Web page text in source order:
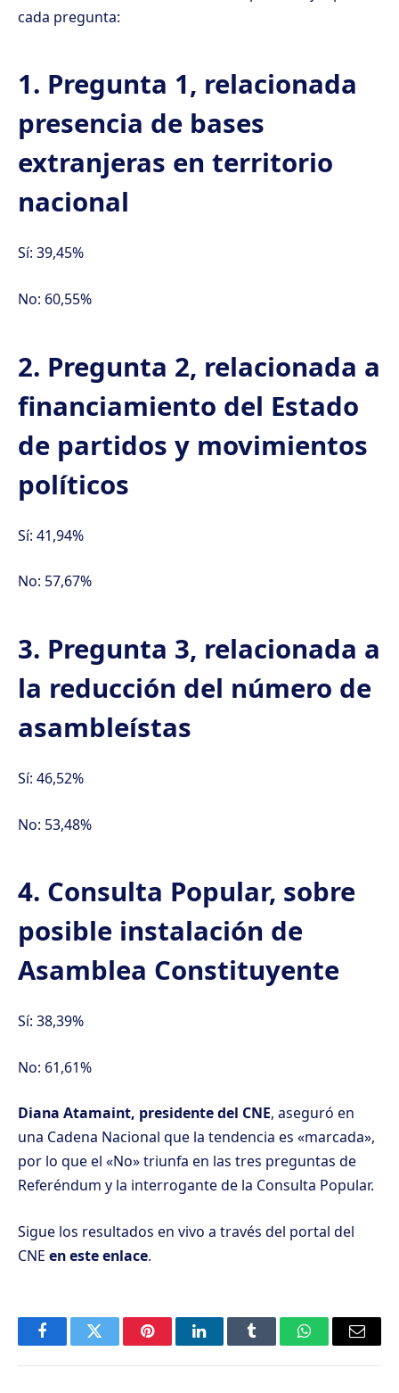
cada pregunta:
1. Pregunta 1, relacionada
presencia de bases
extranjeras en territorio
nacional
Sí: 39,45%
No: 60,55%
2. Pregunta 2, relacionada a
financiamiento del Estado
de partidos y movimientos
políticos
Sí: 41,94%
No: 57,67%
3. Pregunta 3, relacionada a
la reducción del número de
asambleístas
Sí: 46,52%
No: 53,48%
4. Consulta Popular, sobre
posible instalación de
Asamblea Constituyente
Sí: 38,39%
No: 61,61%
Diana Atamaint, presidente del CNE, aseguró en
una Cadena Nacional que la tendencia es «marcada»,
por lo que el «No» triunfa en las tres preguntas de
Referéndum y la interrogante de la Consulta Popular.
Sigue los resultados en vivo a través del portal del
CNE en este enlace.
FacebookTwitter PinterestLinkedInTumblr WhatsAppEmail